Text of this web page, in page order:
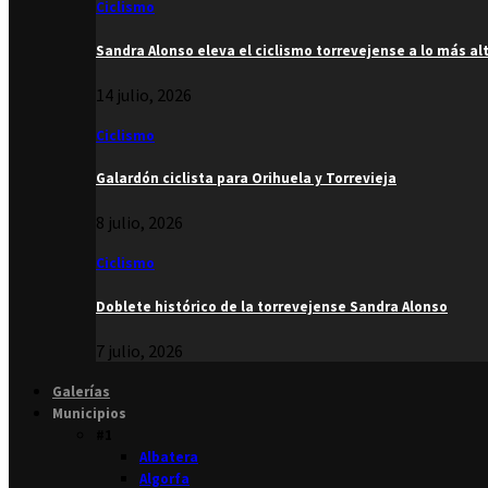
Ciclismo
Sandra Alonso eleva el ciclismo torrevejense a lo más
14 julio, 2026
Ciclismo
Galardón ciclista para Orihuela y Torrevieja
8 julio, 2026
Ciclismo
Doblete histórico de la torrevejense Sandra Alonso
7 julio, 2026
Galerías
Municipios
Albatera
Algorfa